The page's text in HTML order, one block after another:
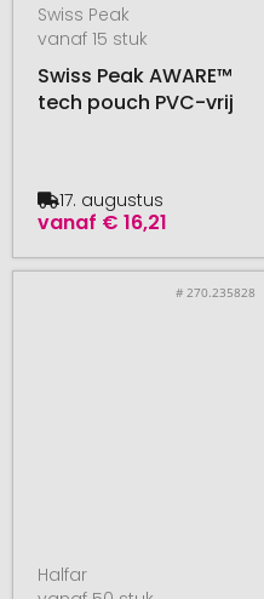
Swiss Peak
vanaf 15 stuk
Swiss Peak AWARE™
tech pouch PVC-vrij
vanaf € 16,21
17. augustus
# 270.235828
Halfar